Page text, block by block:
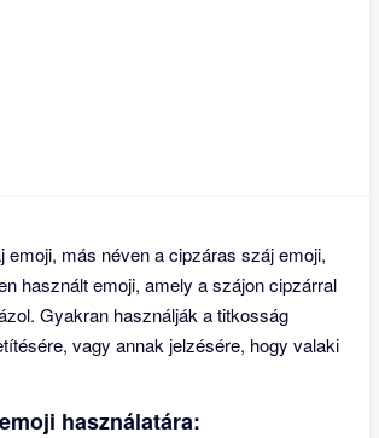
más néven a cipzáras száj emoji,
használt emoji, amely a szájon cipzárral
Gyakran használják a titkosság
vagy annak jelzésére, hogy valaki
használatára: